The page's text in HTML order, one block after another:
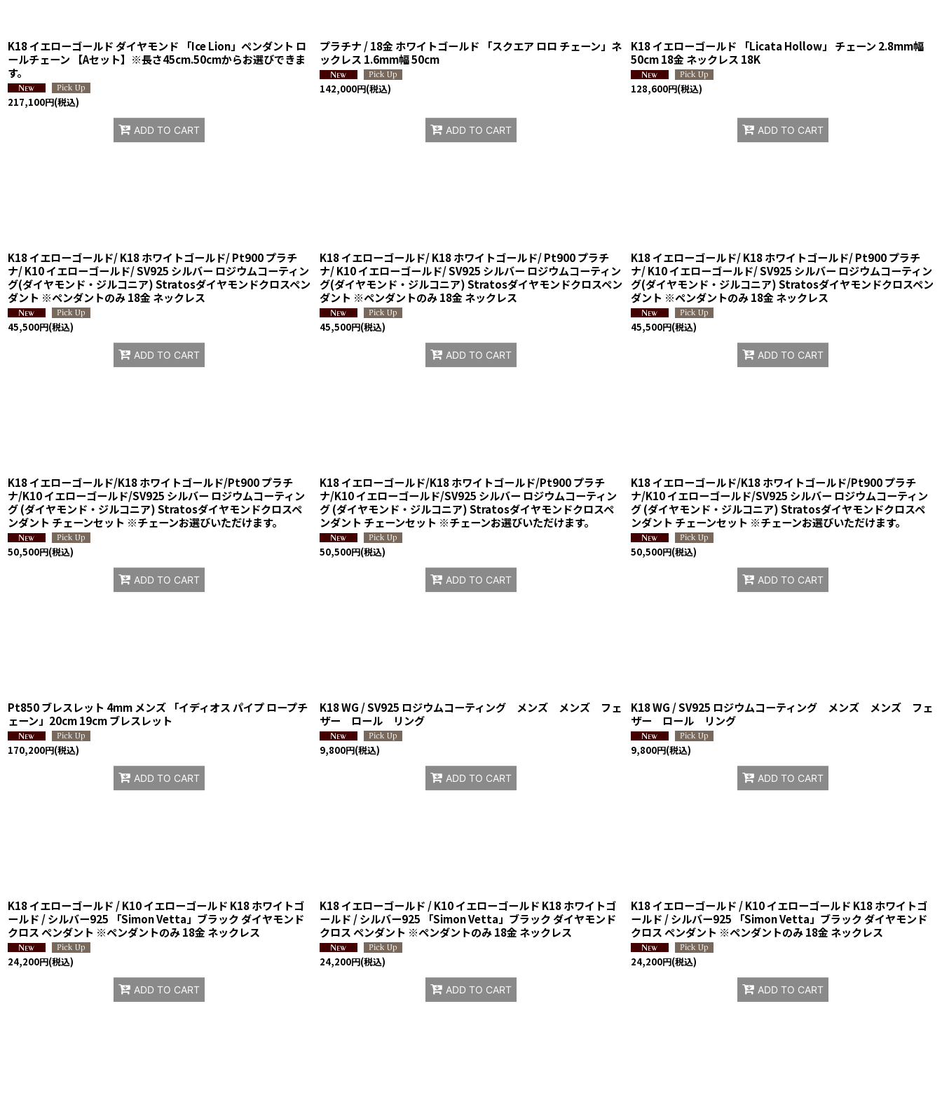
K18 イエローゴールド ダイヤモンド 「Ice Lion」ペンダント ロ
ールチェーン 【Aセット】※長さ45cm.50cmからお選びできま
す。
217,100円(税込)
ADD TO CART
プラチナ / 18金 ホワイトゴールド 「スクエア ロロ チェーン」ネ
ックレス 1.6mm幅 50cm
142,000円(税込)
ADD TO CART
K18 イエローゴールド 「Licata Hollow」 チェーン 2.8mm幅
50cm 18金 ネックレス 18K
128,600円(税込)
ADD TO CART
K18 イエローゴールド/ K18 ホワイトゴールド/ Pt900 プラチ
ナ/ K10 イエローゴールド/ SV925 シルバー ロジウムコーティン
グ(ダイヤモンド・ジルコニア) Stratosダイヤモンドクロスペン
ダント ※ペンダントのみ 18金 ネックレス
45,500円(税込)
ADD TO CART
K18 イエローゴールド/ K18 ホワイトゴールド/ Pt900 プラチ
ナ/ K10 イエローゴールド/ SV925 シルバー ロジウムコーティン
グ(ダイヤモンド・ジルコニア) Stratosダイヤモンドクロスペン
ダント ※ペンダントのみ 18金 ネックレス
45,500円(税込)
ADD TO CART
K18 イエローゴールド/ K18 ホワイトゴールド/ Pt900 プラチ
ナ/ K10 イエローゴールド/ SV925 シルバー ロジウムコーティン
グ(ダイヤモンド・ジルコニア) Stratosダイヤモンドクロスペン
ダント ※ペンダントのみ 18金 ネックレス
45,500円(税込)
ADD TO CART
K18 イエローゴールド/K18 ホワイトゴールド/Pt900 プラチ
ナ/K10 イエローゴールド/SV925 シルバー ロジウムコーティン
グ (ダイヤモンド・ジルコニア) Stratosダイヤモンドクロスペ
ンダント チェーンセット ※チェーンお選びいただけます。
50,500円(税込)
ADD TO CART
K18 イエローゴールド/K18 ホワイトゴールド/Pt900 プラチ
ナ/K10 イエローゴールド/SV925 シルバー ロジウムコーティン
グ (ダイヤモンド・ジルコニア) Stratosダイヤモンドクロスペ
ンダント チェーンセット ※チェーンお選びいただけます。
50,500円(税込)
ADD TO CART
K18 イエローゴールド/K18 ホワイトゴールド/Pt900 プラチ
ナ/K10 イエローゴールド/SV925 シルバー ロジウムコーティン
グ (ダイヤモンド・ジルコニア) Stratosダイヤモンドクロスペ
ンダント チェーンセット ※チェーンお選びいただけます。
50,500円(税込)
ADD TO CART
Pt850 ブレスレット 4mm メンズ 「イディオス パイプ ロープチ
ェーン」20cm 19cm ブレスレット
170,200円(税込)
ADD TO CART
K18 WG / SV925 ロジウムコーティング メンズ メンズ フェ
ザー ロール リング
9,800円(税込)
ADD TO CART
K18 WG / SV925 ロジウムコーティング メンズ メンズ フェ
ザー ロール リング
9,800円(税込)
ADD TO CART
K18 イエローゴールド / K10 イエローゴールド K18 ホワイトゴ
ールド / シルバー925 「Simon Vetta」ブラック ダイヤモンド
クロス ペンダント ※ペンダントのみ 18金 ネックレス
24,200円(税込)
ADD TO CART
K18 イエローゴールド / K10 イエローゴールド K18 ホワイトゴ
ールド / シルバー925 「Simon Vetta」ブラック ダイヤモンド
クロス ペンダント ※ペンダントのみ 18金 ネックレス
24,200円(税込)
ADD TO CART
K18 イエローゴールド / K10 イエローゴールド K18 ホワイトゴ
ールド / シルバー925 「Simon Vetta」ブラック ダイヤモンド
クロス ペンダント ※ペンダントのみ 18金 ネックレス
24,200円(税込)
ADD TO CART